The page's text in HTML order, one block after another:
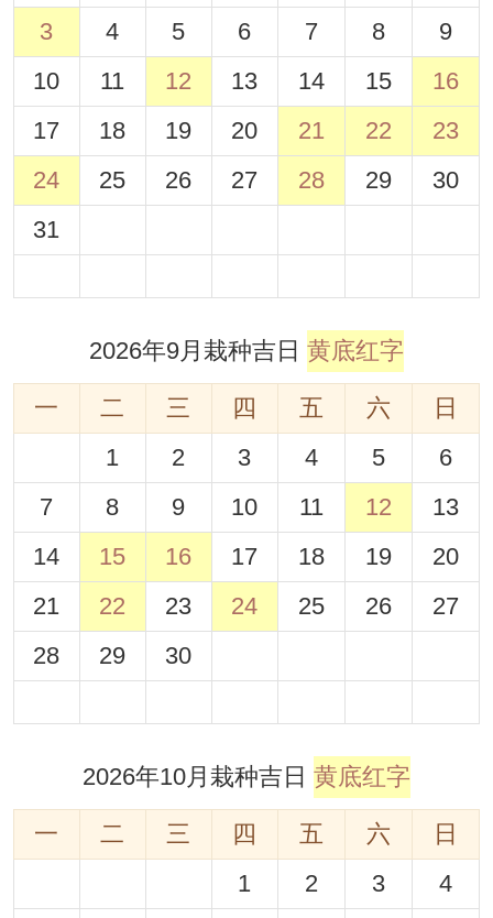
3
4 5 6 7 8
9
10
11 12 13 14 15
16
17
18 19 20 21 22
23
24
25 26 27 28 29
30
31
2026年9月栽种吉日 黄底红字
一 二 三 四 五 六
日
1
2 3 4 5
6
7
8 9 10 11 12
13
14
15 16 17 18 19
20
21
22 23 24 25 26
27
28
29 30
2026年10月栽种吉日 黄底红字
一 二 三 四 五 六
日
1
2 3
4